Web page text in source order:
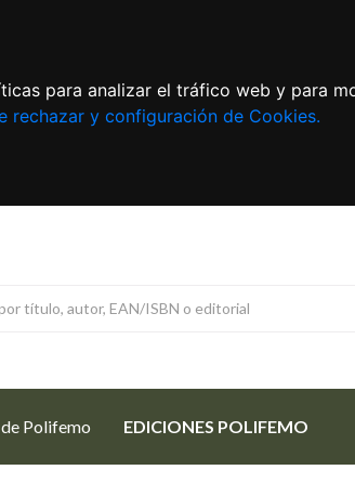
para analizar el tráfico web y para
rechazar y configuración de Cookies.
Polifemo EDICIONES POLIFEMO